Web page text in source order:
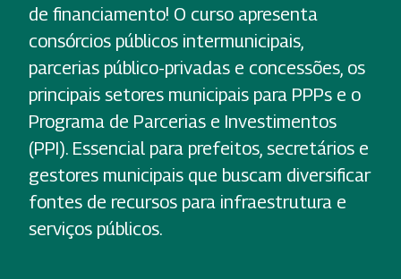
de financiamento! O curso apresenta
consórcios públicos intermunicipais,
parcerias público-privadas e concessões, os
principais setores municipais para PPPs e o
Programa de Parcerias e Investimentos
(PPI). Essencial para prefeitos, secretários e
gestores municipais que buscam diversificar
fontes de recursos para infraestrutura e
serviços públicos.